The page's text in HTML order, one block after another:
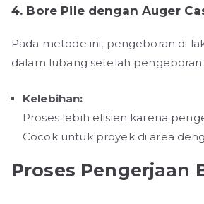
4. Bore Pile dengan Auger
Pada metode ini, pengeboran di
dalam lubang setelah pengeboran
Kelebihan:
Proses lebih efisien karena
Cocok untuk proyek di area
Proses Pengerjaan